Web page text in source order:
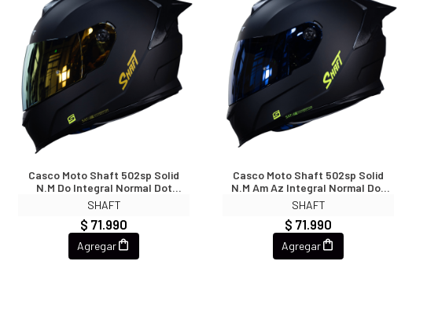
Casco Moto Shaft 502sp Solid
N.m Do Integral Normal Dot
Acreditado (V/SV)
SHAFT
$ 71.990
Agregar
Casco Moto Shaft 502sp Solid
N.m Am Az Integral Normal Dot
Acreditado (V/SV)
SHAFT
$ 71.990
Agregar